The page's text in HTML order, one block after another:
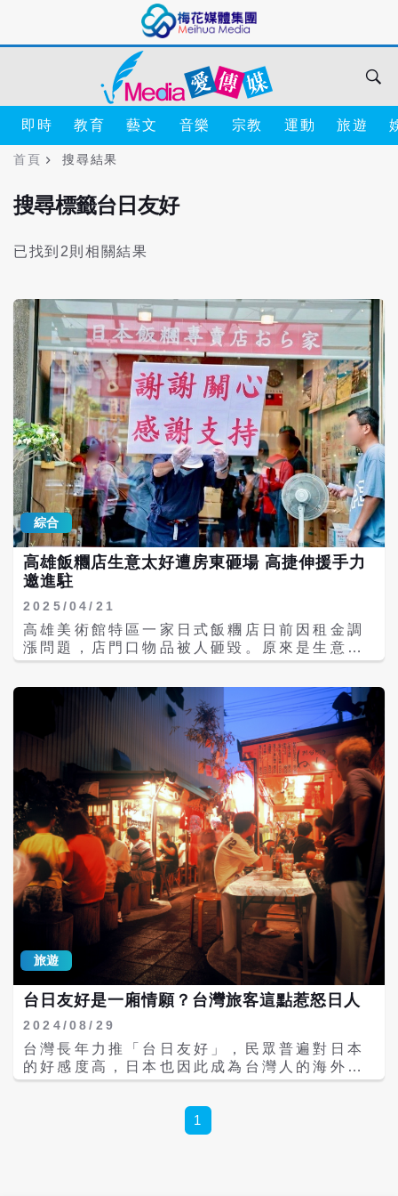
即時 教育 藝文 音樂 宗教 運動 旅遊
首頁 搜尋結果
搜尋標籤台日友好
已找到2則相關結果
綜合
高雄飯糰店生意太好遭房東砸場 高捷伸援手力
邀進駐
2025/04/21
高雄美術館特區一家日式飯糰店日前因租金調
漲問題，店門口物品被人砸毀。原來是生意太
好竟遭房東砸場。消息一出，吸引民眾、民代
府行政中心員工餐廳有攤位招租，店家若有意
願，將協助進駐。 這家日式飯糰店是由日本男
子樋口先生，和台灣妻子在日本新潟生活30多
年，回台灣後經營這店。夫妻倆想要藉此把日
式飯糰的好味道推廣給民眾，未料日前卻發生
房租調漲糾紛，房東砸毀自己放在店門口的花
盆洩憤。 在媒體曝光後，民進黨立委黃捷21
日專程到飯糰店，幫老闆打氣，黃捷說，她吃
了好幾顆飯糰，覺得米粒香Q飽滿，非常好
吃。高雄市議員簡煥宗得也揭露店家曾在颱風
救災時，製作飯糰招待消防弟兄，熱心台日交
流。也有里長一口氣購買50顆飯糰，以行動支
持這家店。 高捷公司說，20日已與飯糰店取
得聯繫，並約好與老闆樋口先生等人一起到高
捷左營站、高雄車站、美麗島站等看店面，協
助飯糰店開店，不論最後樋口先生的決定如
何，一切都尊重老闆的意願，高捷想對樋口先
生表達台日友好、支持之意。 也有民眾指出，
高捷這次操作不錯，讓老闆感受到高雄人的溫
暖與熱情。高捷回應，這是因為許多學生、民
眾會搭高捷通勤，考慮飯糰很適合通勤族，所
以才透過臉書留言，邀請老闆到高捷開店。
旅遊
台日友好是一廂情願？台灣旅客這點惹怒日人
2024/08/29
台灣長年力推「台日友好」，民眾普遍對日本
的好感度高，日本也因此成為台灣人的海外旅
遊首選，但日本人對台灣人是否抱持同等好
抱怨台灣旅行社搶房間卡位，沒有成團又整批
取消，這種失信行為讓日本旅宿業者抱怨連
1